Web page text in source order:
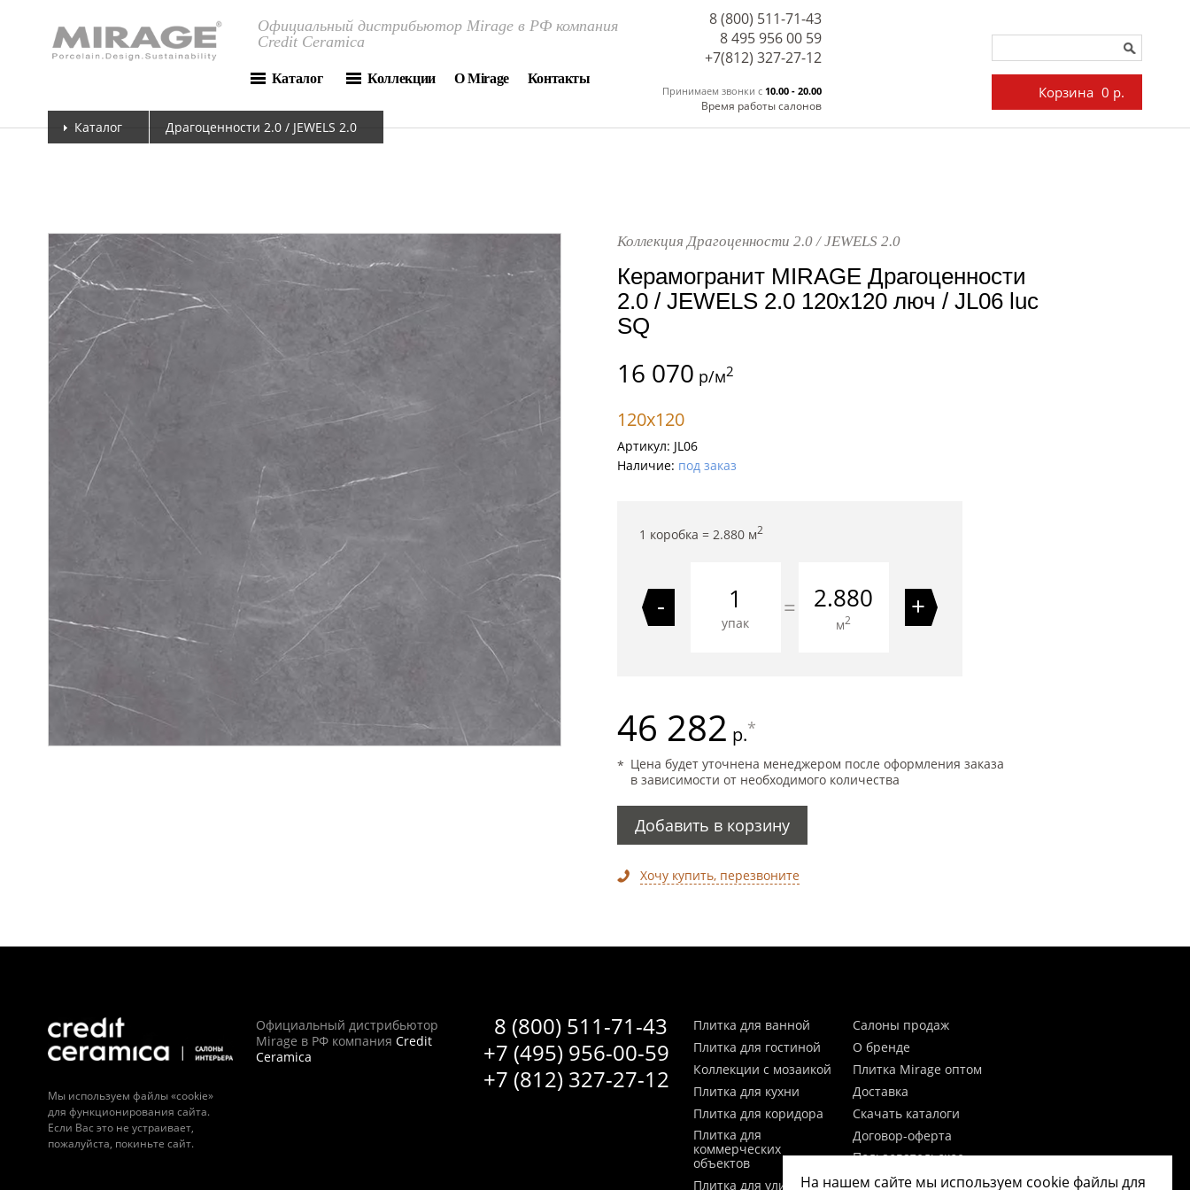
Официальный дистрибьютор Mirage в РФ компания
Credit Ceramica
Каталог Коллекции О Mirage Контакты
8 (800) 511-71-43
8 495 956 00 59
Принимаем звонки c 10.00 - 20.00
Время работы салонов
+7(812) 327-27-12
Корзина 0 р.
Каталог Драгоценности 2.0 / JEWELS 2.0
Коллекция Драгоценности 2.0 / JEWELS 2.0
Керамогранит MIRAGE Драгоценности
2.0 / JEWELS 2.0 120x120 люч / JL06 luc
SQ
16 070 р/м2
120x120
Артикул: JL06
Наличие: под заказ
1 коробка = 2.880м2
-
упак
= 2.880
м2 +
46 282 р.*
Цена будет уточнена менеджером после оформления заказа
в зависимости от необходимого количества
Добавить в корзину
Хочу купить, перезвоните
Мы используем файлы «cookie»
для функционирования сайта.
Если Вас это не устраивает,
пожалуйста, покиньте сайт.
8 (800) 511-71-43
+7 (495) 956-00-59
+7 (812) 327-27-12
Официальный дистрибьютор
Mirage в РФ компания Credit
Ceramica
Плитка для ванной
Плитка для гостиной
Коллекции с мозаикой
Плитка для кухни
Плитка для коридора
Плитка для
коммерческих
объектов
Плитка для улицы
Салоны продаж
О бренде
Плитка Mirage оптом
Доставка
Скачать каталоги
Договор-оферта
Пользовательское
На нашем сайте мы используем cookie файлы для